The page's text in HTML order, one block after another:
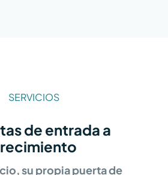
SERVICIOS
de entrada a
su propia puerta de